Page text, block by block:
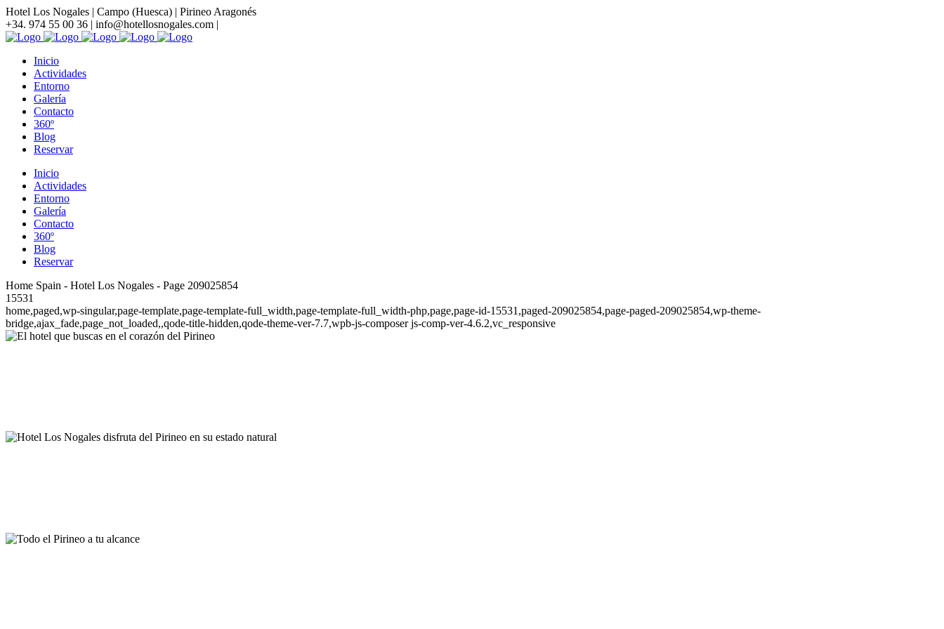
Hotel Los Nogales | Campo (Huesca) | Pirineo Aragonés
+34. 974 55 00 36 | info@hotellosnogales.com |
Inicio
Actividades
Entorno
Galería
Contacto
360º
Blog
Reservar
Inicio
Actividades
Entorno
Galería
Contacto
360º
Blog
Reservar
Home Spain - Hotel Los Nogales - Page 209025854
15531
home,paged,wp-singular,page-template,page-template-full_width,page-template-full_width-php,page,page-id-15531,paged-209025854,page-paged-209025854,wp-theme-
bridge,ajax_fade,page_not_loaded,,qode-title-hidden,qode-theme-ver-7.7,wpb-js-composer js-comp-ver-4.6.2,vc_responsive